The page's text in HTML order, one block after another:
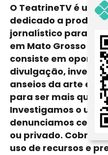
O TeatrineTV é um
dedicado a
jornalístico para
em Mato Grosso do
consiste em
divulgação,
anseios da arte e
para ser mais que
Investigamos o uso
denunciamos
ou privado.
uso de recursos e